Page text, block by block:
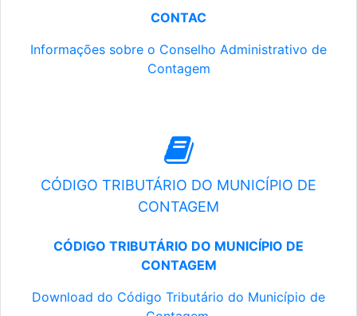
CONTAC
Informações sobre o Conselho Administrativo de
Contagem
CÓDIGO TRIBUTÁRIO DO MUNICÍPIO DE
CONTAGEM
CÓDIGO TRIBUTÁRIO DO MUNICÍPIO DE
CONTAGEM
Download do Código Tributário do Município de